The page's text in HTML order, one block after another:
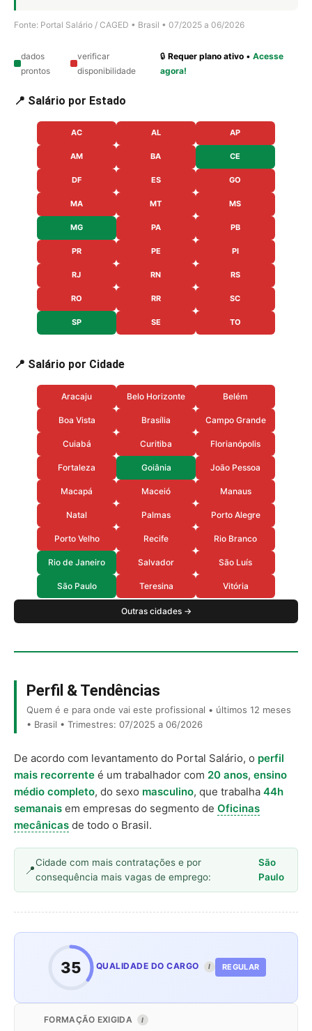
Fonte: Portal Salário / CAGED • Brasil • 07/2025 a 06/2026
dados
prontos
verificar
disponibilidade
🔒Requer plano ativo •Acesse
agora!
📍 Salário por Estado
AC AL AP
AM BA CE
DF ES GO
MA MT MS
MG PA PB
PR PE PI
RJ RN RS
RO RR SC
SP SE TO
📍 Salário por Cidade
Aracaju Belo Horizonte Belém
Boa Vista Brasília Campo Grande
Cuiabá Curitiba Florianópolis
Fortaleza Goiânia João Pessoa
Macapá Maceió Manaus
Natal Palmas Porto Alegre
Porto Velho Recife Rio Branco
Rio de Janeiro Salvador São Luís
São Paulo Teresina Vitória
Outras cidades →
Perfil & Tendências
Quem é e para onde vai este profissional • últimos 12 meses
• Brasil • Trimestres: 07/2025 a 06/2026
De acordo com levantamento do Portal Salário, o perfil
mais recorrente é um trabalhador com 20 anos, ensino
médio completo, do sexo masculino, que trabalha 44h
semanais em empresas do segmento de Oficinas
mecânicas de todo o Brasil.
Cidade com mais contratações e por
consequência mais vagas de emprego:
São
Paulo
35 QUALIDADE DO CARGO I REGULAR
FORMAÇÃO EXIGIDA I